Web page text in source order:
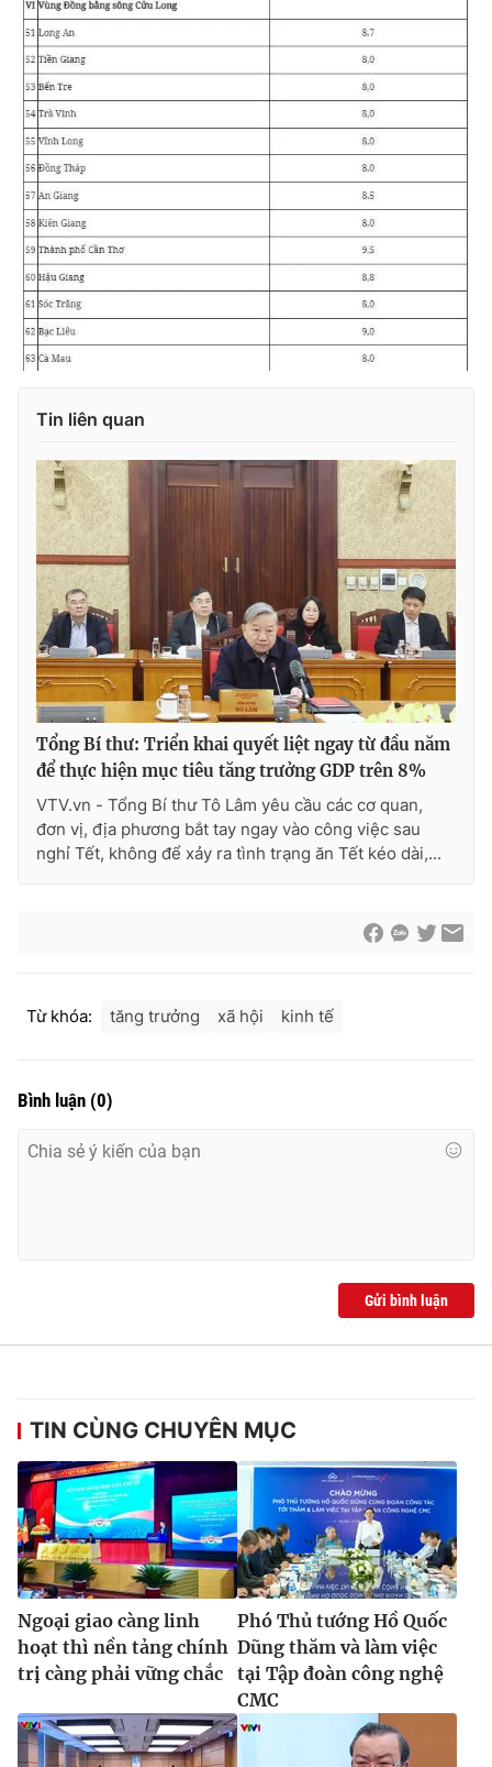
Tin liên quan
Tổng Bí thư: Triển khai quyết liệt ngay từ đầu năm
để thực hiện mục tiêu tăng trưởng GDP trên 8%
VTV.vn - Tổng Bí thư Tô Lâm yêu cầu các cơ quan,
đơn vị, địa phương bắt tay ngay vào công việc sau
nghỉ Tết, không để xảy ra tình trạng ăn Tết kéo dài,...
Từ khóa: tăng trưởng xã hội kinh tế
Bình luận (0)
Gửi bình luận
TIN CÙNG CHUYÊN MỤC
Ngoại giao càng linh
hoạt thì nền tảng chính
trị càng phải vững chắc
Phó Thủ tướng Hồ Quốc
Dũng thăm và làm việc
tại Tập đoàn công nghệ
CMC